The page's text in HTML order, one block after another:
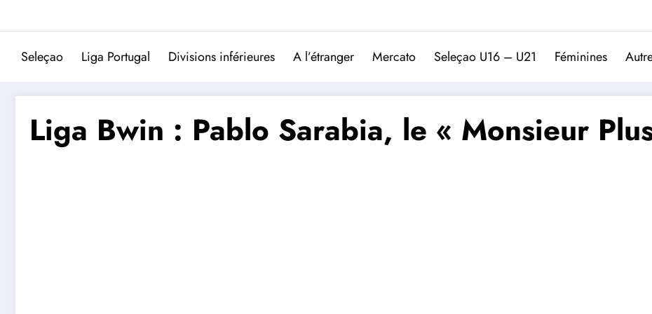
Trivela
L'actualité du football
Seleçao Liga Portugal Divisions inférieures A l’étranger Mercato Seleçao U16 – U21 Féminines
Liga Bwin : Pablo Sarabia, le « Monsieur